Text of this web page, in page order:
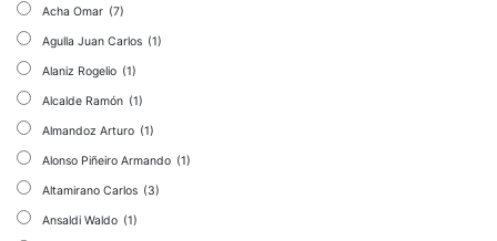
Acha Omar (7)
Agulla Juan Carlos (1)
Alaniz Rogelio (1)
Alcalde Ramón (1)
Almandoz Arturo (1)
Alonso Piñeiro Armando (1)
Altamirano Carlos (3)
Ansaldi Waldo (1)